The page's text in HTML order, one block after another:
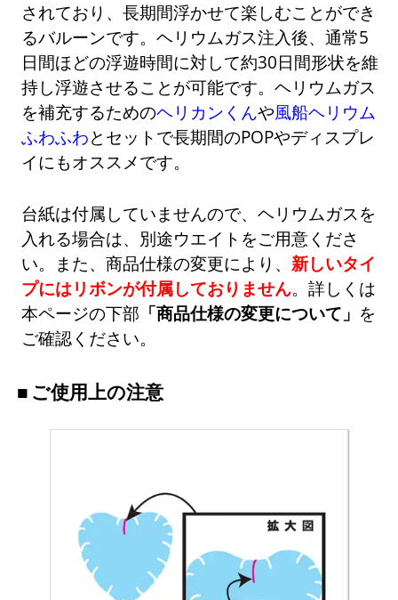
されており、長期間浮かせて楽しむことができ
るバルーンです。ヘリウムガス注入後、通常5
日間ほどの浮遊時間に対して約30日間形状を維
持し浮遊させることが可能です。ヘリウムガス
を補充するためのヘリカンくんや風船ヘリウム
ふわふわとセットで長期間のPOPやディスプレ
イにもオススメです。
台紙は付属していませんので、ヘリウムガスを
入れる場合は、別途ウエイトをご用意くださ
い。また、商品仕様の変更により、新しいタイ
プにはリボンが付属しておりません。詳しくは
本ページの下部 「商品仕様の変更について」 を
ご確認ください。
ご使用上の注意